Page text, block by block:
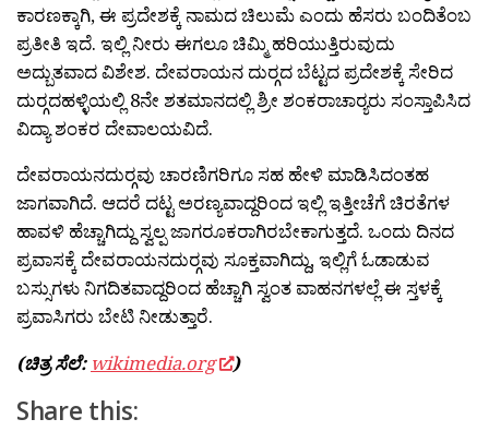
ಕಾರಣಕ್ಕಾಗಿ, ಈ ಪ್ರದೇಶಕ್ಕೆ ನಾಮದ ಚಿಲುಮೆ ಎಂದು ಹೆಸರು ಬಂದಿತೆಂಬ
ಪ್ರತೀತಿ ಇದೆ. ಇಲ್ಲಿ ನೀರು ಈಗಲೂ ಚಿಮ್ಮಿ ಹರಿಯುತ್ತಿರುವುದು
ಅದ್ಬುತವಾದ ವಿಶೇಶ. ದೇವರಾಯನ ದುರ‍್ಗದ ಬೆಟ್ಟದ ಪ್ರದೇಶಕ್ಕೆ ಸೇರಿದ
ದುರ‍್ಗದಹಳ್ಳಿಯಲ್ಲಿ 8ನೇ ಶತಮಾನದಲ್ಲಿ ಶ್ರೀ ಶಂಕರಾಚಾರ‍್ಯರು ಸಂಸ್ತಾಪಿಸಿದ
ವಿದ್ಯಾ ಶಂಕರ ದೇವಾಲಯವಿದೆ.
ದೇವರಾಯನದುರ‍್ಗವು ಚಾರಣಿಗರಿಗೂ ಸಹ ಹೇಳಿ ಮಾಡಿಸಿದಂತಹ
ಜಾಗವಾಗಿದೆ. ಆದರೆ ದಟ್ಟ ಅರಣ್ಯವಾದ್ದರಿಂದ ಇಲ್ಲಿ ಇತ್ತೀಚೆಗೆ ಚಿರತೆಗಳ
ಹಾವಳಿ ಹೆಚ್ಚಾಗಿದ್ದು ಸ್ವಲ್ಪ ಜಾಗರೂಕರಾಗಿರಬೇಕಾಗುತ್ತದೆ. ಒಂದು ದಿನದ
ಪ್ರವಾಸಕ್ಕೆ ದೇವರಾಯನದುರ‍್ಗವು ಸೂಕ್ತವಾಗಿದ್ದು, ಇಲ್ಲಿಗೆ ಓಡಾಡುವ
ಬಸ್ಸುಗಳು ನಿಗದಿತವಾದ್ದರಿಂದ ಹೆಚ್ಚಾಗಿ ಸ್ವಂತ ವಾಹನಗಳಲ್ಲೆ ಈ ಸ್ತಳಕ್ಕೆ
ಪ್ರವಾಸಿಗರು ಬೇಟಿ ನೀಡುತ್ತಾರೆ.
(ಚಿತ್ರ ಸೆಲೆ: wikimedia.org )
Share this: